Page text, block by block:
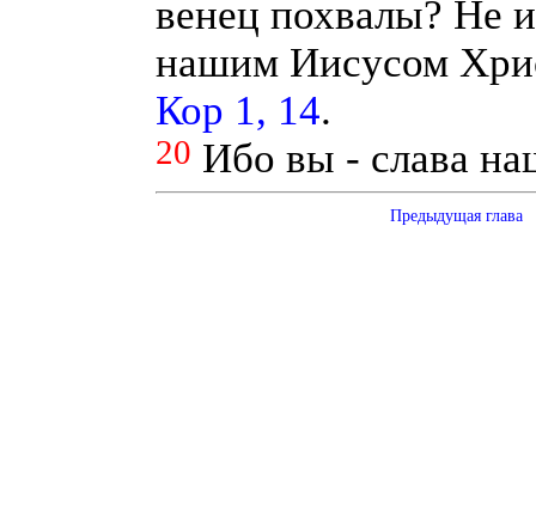
венец похвалы? Не
нашим Иисусом
Кор 1, 14.
20 Ибо вы - слава
Предыдущая глава